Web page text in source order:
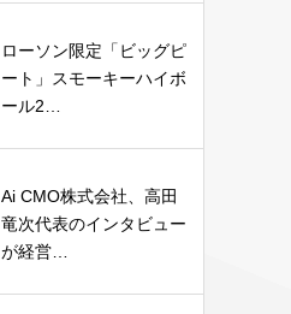
ローソン限定「ビッグピ
ート」スモーキーハイボ
ール2…
Ai CMO株式会社、高田
竜次代表のインタビュー
が経営…